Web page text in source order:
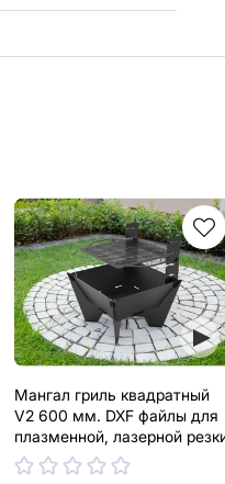
Мангал гриль квадратный
V2 600 мм. DXF файлы для
плазменной, лазерной